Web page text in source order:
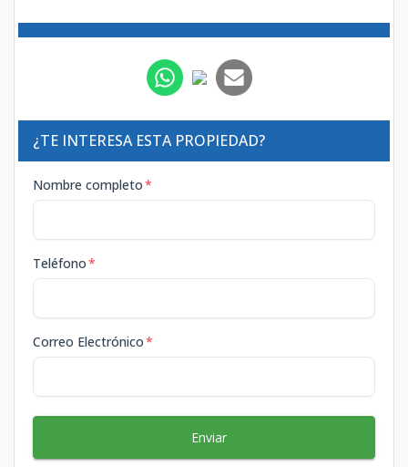
¿TE INTERESA ESTA PROPIEDAD?
Nombre completo*
Teléfono*
Correo Electrónico*
Enviar